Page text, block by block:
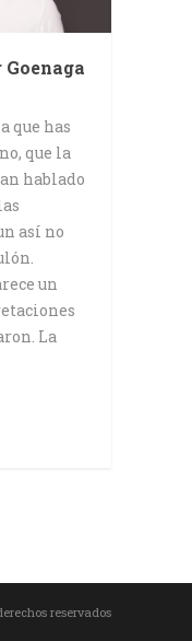
que has
que la
hablado
así no
un
La
reservados